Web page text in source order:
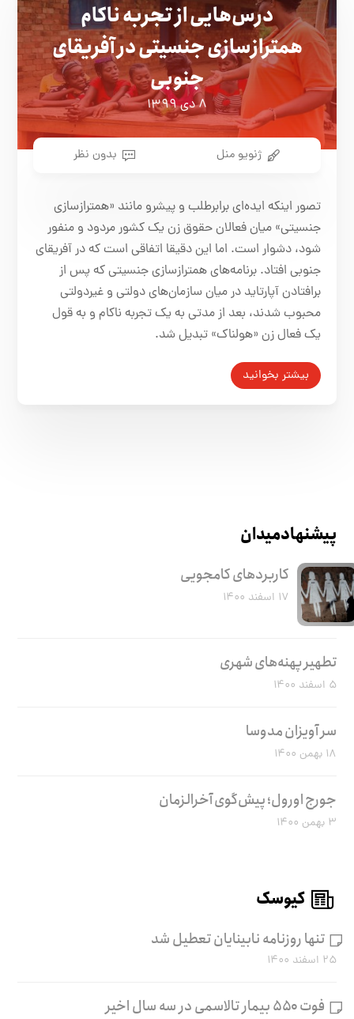
درس‌هایی از تجربه ناکام
همترازسازی جنسیتی در آفریقای
جنوبی
۸ دی ۱۳۹۹
ژنويو منل بدون نظر
تصور اینکه ایده‌ای برابرطلب و پیشرو مانند «همتراز‌سازی
جنسیتی» میان فعالان حقوق زن یک کشور مردود و منفور
شود، دشوار است. اما این دقیقا اتفاقی است که در آفریقای
جنوبی افتاد. برنامه‌های همترازسازی جنسیتی که پس از
برافتادن آپارتاید در میان سازمان‌های دولتی و غیردولتی
محبوب شدند، بعد از مدتی به یک تجربه ناکام و به قول
یک فعال زن «هولناک» تبدیل شد.
بیشتر بخوانید
پیشنهاد میدان
کاربرد‌های کامجویی
۱۷ اسفند ۱۴۰۰
تطهیر پهنه‌های شهری
۵ اسفند ۱۴۰۰
سر آویزان مدوسا
۱۸ بهمن ۱۴۰۰
جورج اورول؛ پیش‌گوی آخرالزمان
۳ بهمن ۱۴۰۰
کیوسک
تنها روزنامه نابینایان تعطیل شد
۲۵ اسفند ۱۴۰۰
فوت ۵۵۰ بیمار تالاسمی در سه سال اخیر